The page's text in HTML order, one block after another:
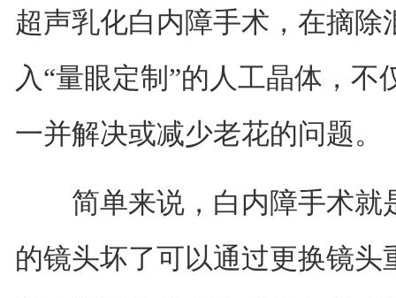
超声乳化白内障手术，在摘
入“量眼定制”的人工晶体，
一并解决或减少老花的问题。
简单来说，白内障手术就
的镜头坏了可以通过更换镜